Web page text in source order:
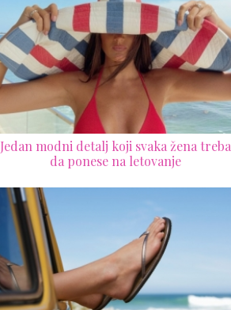
Jedan modni detalj koji svaka žena treba
da ponese na letovanje